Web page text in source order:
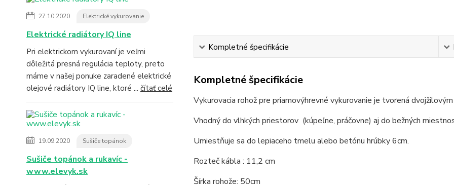
27.10.2020 Elektrické vykurovanie
Elektrické radiátory IQ line
Pri elektrickom vykurovaní je veľmi
dôležitá presná regulácia teploty, preto
máme v našej ponuke zaradené elektrické
olejové radiátory IQ line, ktoré ... čítať celé
19.09.2020 Sušiče topánok
Sušiče topánok a rukavíc -
www.elevyk.sk
Kompletné špecifikácie
Kompletné špecifikácie
Vykurovacia rohož pre priamovýhrevné vykurovanie je tvorená
Vhodný do vlhkých priestorov (kúpeľne, práčovne) aj do bežných
Umiestňuje sa do lepiaceho tmelu alebo betónu hrúbky 6cm.
Rozteč kábla : 11,2 cm
Šírka rohože: 50cm